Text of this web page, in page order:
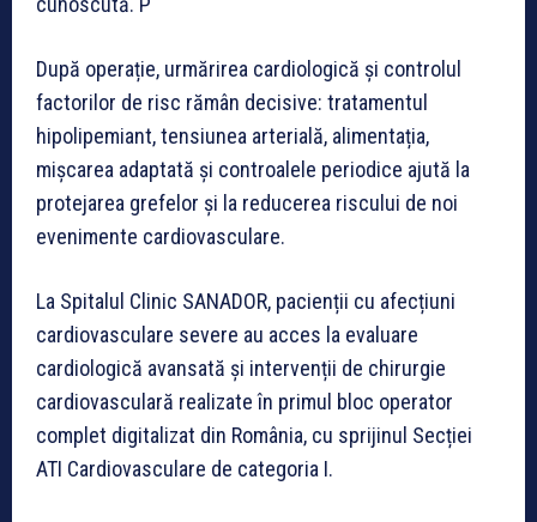
După operație, urmărirea cardiologică și controlul
factorilor de risc rămân decisive: tratamentul
hipolipemiant, tensiunea arterială, alimentația,
mișcarea adaptată și controalele periodice ajută la
protejarea grefelor și la reducerea riscului de noi
evenimente cardiovasculare.
La Spitalul Clinic SANADOR, pacienții cu afecțiuni
cardiovasculare severe au acces la evaluare
cardiologică avansată și intervenții de chirurgie
cardiovasculară realizate în primul bloc operator
complet digitalizat din România, cu sprijinul Secției
ATI Cardiovasculare de categoria I.